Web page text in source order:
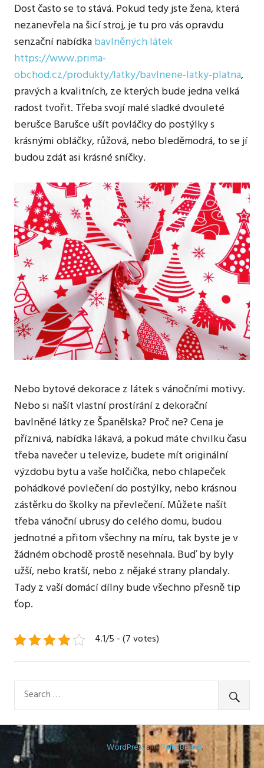
Dost často se to stává. Pokud tedy jste žena, která
nezanevřela na šicí stroj, je tu pro vás opravdu
senzační nabídkabavlněných látek
https://www.prima-
obchod.cz/produkty/latky/bavlnene-latky-platna,
pravých a kvalitních, ze kterých bude jedna velká
radost tvořit. Třeba svojí malé sladké dvouleté
berušce Barušce ušít povláčky do postýlky s
krásnými obláčky, růžová, nebo bleděmodrá, to se jí
budou zdát asi krásné sníčky.
Nebo bytové dekorace z látek s vánočními motivy.
Nebo si našít vlastní prostírání z dekorační
bavlněné látky ze Španělska? Proč ne? Cena je
příznivá, nabídka lákavá, a pokud máte chvilku času
třeba navečer u televize, budete mít originální
výzdobu bytu a vaše holčička, nebo chlapeček
pohádkové povlečení do postýlky, nebo krásnou
zástěrku do školky na převlečení.Můžete našít
třeba vánoční ubrusy do celého domu, budou
jednotné a přitom všechny na míru, tak byste je v
žádném obchodě prostě nesehnala. Buď by byly
užší, nebo kratší, nebo z nějaké strany plandaly.
Tady z vaší domácí dílny bude všechno přesně tip
ťop.
4.1/5 - (7 votes)
WordPressandPalm Beach.